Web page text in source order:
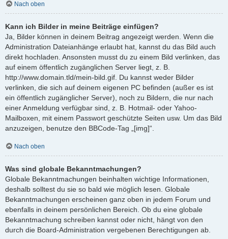
Nach oben
Kann ich Bilder in meine Beiträge einfügen?
Ja, Bilder können in deinem Beitrag angezeigt werden. Wenn die
Administration Dateianhänge erlaubt hat, kannst du das Bild auch
direkt hochladen. Ansonsten musst du zu einem Bild verlinken, das
auf einem öffentlich zugänglichen Server liegt, z. B.
http://www.domain.tld/mein-bild.gif. Du kannst weder Bilder
verlinken, die sich auf deinem eigenen PC befinden (außer es ist
ein öffentlich zugänglicher Server), noch zu Bildern, die nur nach
einer Anmeldung verfügbar sind, z. B. Hotmail- oder Yahoo-
Mailboxen, mit einem Passwort geschützte Seiten usw. Um das Bild
anzuzeigen, benutze den BBCode-Tag „[img]“.
Nach oben
Was sind globale Bekanntmachungen?
Globale Bekanntmachungen beinhalten wichtige Informationen,
deshalb solltest du sie so bald wie möglich lesen. Globale
Bekanntmachungen erscheinen ganz oben in jedem Forum und
ebenfalls in deinem persönlichen Bereich. Ob du eine globale
Bekanntmachung schreiben kannst oder nicht, hängt von den
durch die Board-Administration vergebenen Berechtigungen ab.